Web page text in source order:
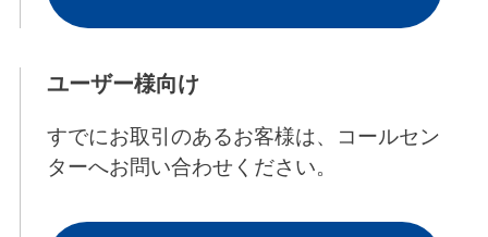
ユーザー様向け
すでにお取引のあるお客様は、コールセン
ターへお問い合わせください。